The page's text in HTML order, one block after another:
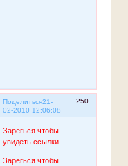
Поделиться 250
21-
02-2010 12:06:08
Зарегься чтобы
увидеть ссылки
Зарегься чтобы